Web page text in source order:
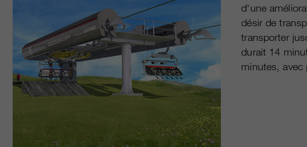
d'une
désir de
transporter
durait 14
minutes,